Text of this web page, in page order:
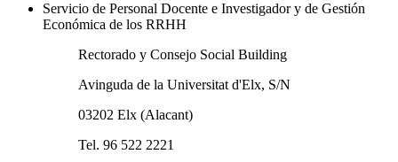
Servicio de Personal Docente e Investigador y de Gestión
Económica de los RRHH
Rectorado y Consejo Social Building
Avinguda de la Universitat d'Elx, S/N
03202 Elx (Alacant)
Tel. 96 522 2221